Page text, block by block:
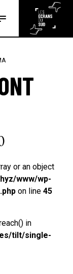
or an object
www/wp-
on line 45
in
tilt/single-